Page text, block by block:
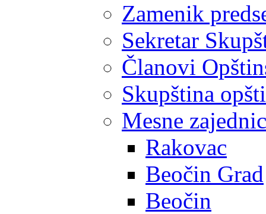
Zamenik
Sekretar
Članovi
Skupština
Mesne
Rakovac
Beočin Grad
Beočin